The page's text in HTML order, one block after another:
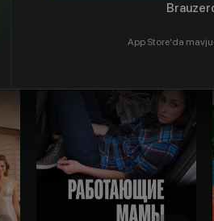
App Store'da